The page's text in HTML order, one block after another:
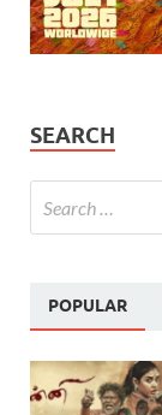
SEARCH
POPULAR